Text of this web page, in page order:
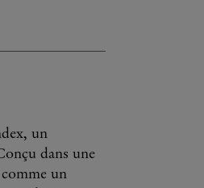
un
dans une
un